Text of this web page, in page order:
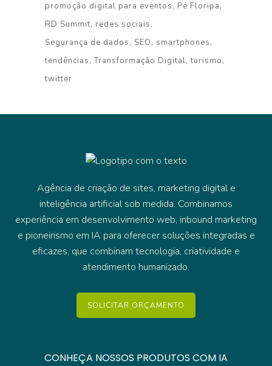
promoção digital para eventos
Pé Floripa
RD Summit redes sociais
Segurança de dados
SEO
smartphones
tendências Transformação Digital turismo
twitter
Agência de criação de sites, marketing digital e
inteligência artificial sob medida. Combinamos
experiência em desenvolvimento web, inbound marketing
e pioneirismo em IA para oferecer soluções integradas e
eficazes, que combinam tecnologia, criatividade e
atendimento humanizado.
SOLICITAR ORÇAMENTO
CONHEÇA NOSSOS PRODUTOS COM IA